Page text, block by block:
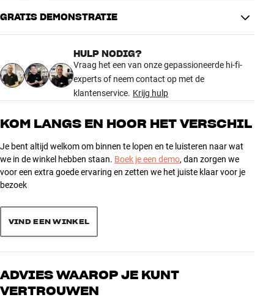
GRATIS DEMONSTRATIE
HULP NODIG?
Vraag het een van onze gepassioneerde hi-fi-
experts of neem contact op met de
klantenservice. Krijg hulp
KOM LANGS EN HOOR HET VERSCHIL
Je bent altijd welkom om binnen te lopen en te luisteren naar wat
we in de winkel hebben staan. Boek je een demo, dan zorgen we
voor een extra goede ervaring en zetten we het juiste klaar voor je
bezoek
VIND EEN WINKEL
ADVIES WAAROP JE KUNT
VERTROUWEN